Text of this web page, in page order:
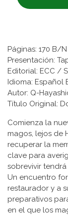
Páginas: 170 B/N
Presentación:
Editorial: ECC /
Idioma: Español
Autor: Q-
Título Original:
Comienza la
magos, lejos de
recuperar la
clave para
sobrevivir
Un encuentro
restaurador y a
preparativos
en el que los